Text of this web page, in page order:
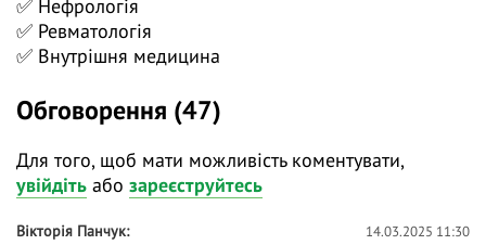
🟢 підходи до лікування захворювання з та без
ураження нирок (відповідно до рекомендацій
ACR/EULAR, KDIGO, EULAR/ERA-EDTA);
🟢 ризики у період вагітності та лактації у пацієнтів
👉 Інститут ревматології — офіційний провайдер
БПР №1200. Семінар зареєстровано в офіційному
переліку заходів БПР під номером 5500261.
✅ Нефрологія
✅ Ревматологія
✅ Внутрішня медицина
Обговорення (47)
Для того, щоб мати можливість коментувати,
увійдіть або зареєструйтесь
Вікторія Панчук 14.03.2025 11:30